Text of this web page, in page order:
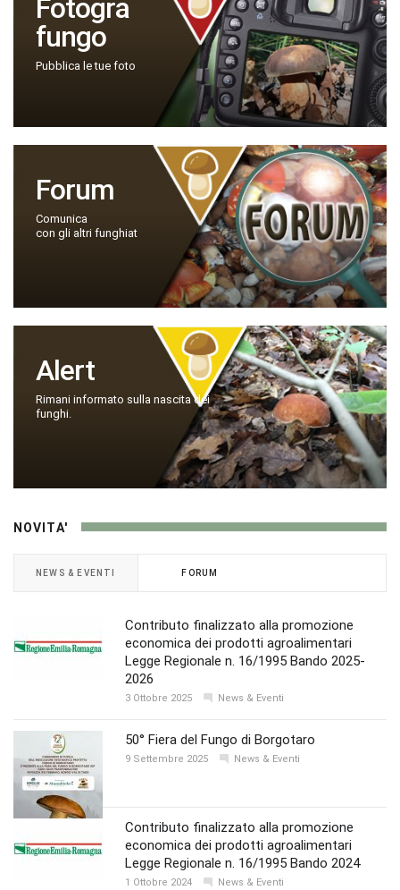
Fotogra
fungo
Pubblica le tue foto
Forum
Comunica
con gli altri funghiat
Alert
Rimani informato sulla nascita dei
funghi.
NOVITA'
NEWS & EVENTI FORUM
Contributo finalizzato alla promozione
economica dei prodotti agroalimentari
Legge Regionale n. 16/1995 Bando 2025-
2026
3 Ottobre 2025 News & Eventi
50° Fiera del Fungo di Borgotaro
9 Settembre 2025 News & Eventi
Contributo finalizzato alla promozione
economica dei prodotti agroalimentari
Legge Regionale n. 16/1995 Bando 2024
1 Ottobre 2024 News & Eventi